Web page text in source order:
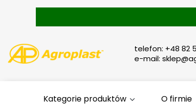
telefon: +48 82
e-mail:
Kategorie produktów O firmie